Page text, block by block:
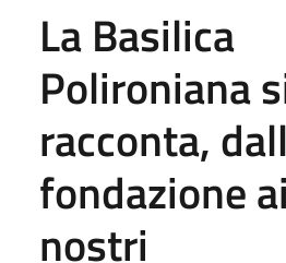
La Basilica
Polironiana
racconta,
fondazione
nostri